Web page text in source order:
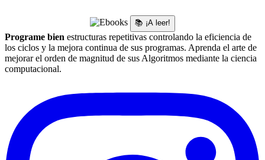
📚 ¡A leer!
Programe bien estructuras repetitivas controlando la eficiencia de
los ciclos y la mejora continua de sus programas. Aprenda el arte de
mejorar el orden de magnitud de sus Algoritmos mediante la ciencia
computacional.